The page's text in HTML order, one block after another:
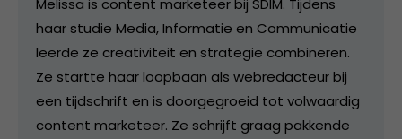
Melissa is content marketeer bij SDIM. Tijdens
haar studie Media, Informatie en Communicatie
leerde ze creativiteit en strategie combineren.
Ze startte haar loopbaan als webredacteur bij
een tijdschrift en is doorgegroeid tot volwaardig
content marketeer. Ze schrijft graag pakkende